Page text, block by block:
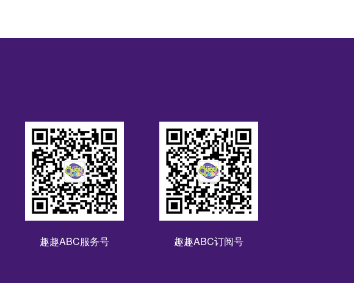
趣趣ABC服务号 趣趣ABC订阅号